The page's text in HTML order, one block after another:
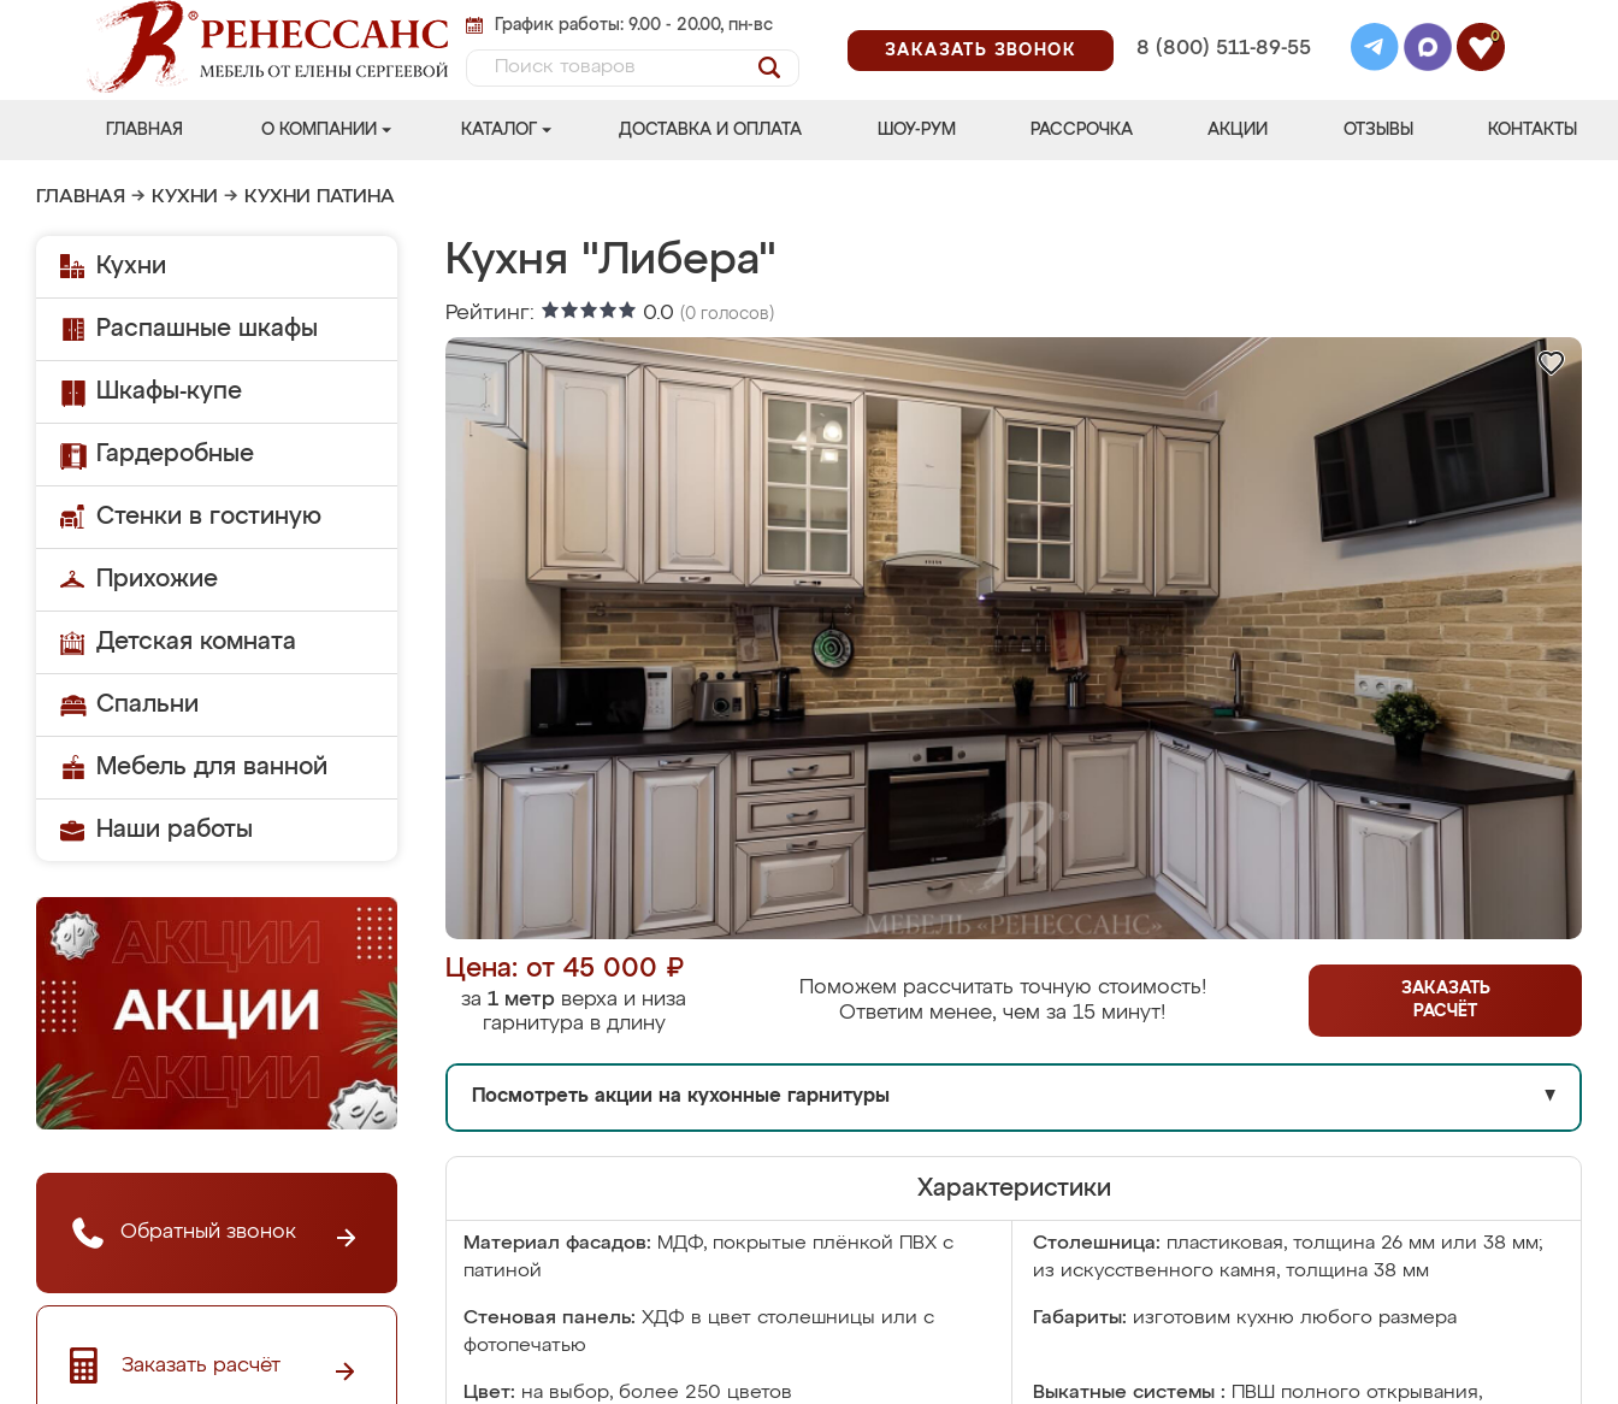
График работы: 9.00 - 20.00, пн-вс
ЗАКАЗАТЬ ЗВОНОК
8 (800) 511-89-55
0
ГЛАВНАЯ О КОМПАНИИ КАТАЛОГ ДОСТАВКА И ОПЛАТА ШОУ-РУМ РАССРОЧКА АКЦИИ ОТЗЫВЫ КОНТАКТЫ
ГЛАВНАЯ → КУХНИ → КУХНИ ПАТИНА
Кухни
Распашные шкафы
Шкафы-купе
Гардеробные
Стенки в гостиную
Прихожие
Детская комната
Спальни
Мебель для ванной
Наши работы
Обратный звонок
Заказать расчёт
Кухня "Либера"
Рейтинг: 0.0 (0 голосов)
Цена: от 45 000 ₽
за 1 метр верха и низа
гарнитура в длину
Поможем рассчитать точную стоимость!
Ответим менее, чем за 15 минут!
ЗАКАЗАТЬ
РАСЧЁТ
Посмотреть акции на кухонные гарнитуры ▼
Характеристики
Материал фасадов: МДФ, покрытые плёнкой ПВХ с
патиной
Столешница: пластиковая, толщина 26 мм или 38 мм;
из искусственного камня, толщина 38 мм
Стеновая панель: ХДФ в цвет столешницы или с
фотопечатью
Габариты: изготовим кухню любого размера
Цвет: на выбор, более 250 цветов Выкатные системы :
ПВШ полного открывания,